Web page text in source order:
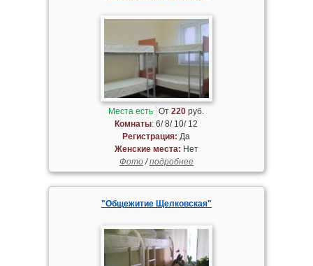
Места есть От220 руб.
Комнаты: 6/ 8/ 10/ 12
Регистрация: Да
Женские места: Нет
Фото/подробнее
"Общежитие Щелковская"